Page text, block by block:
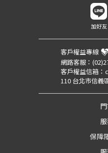
加好友
客戶權益專線
網路客服：
客戶權益信箱：
110 台北市信義
保障